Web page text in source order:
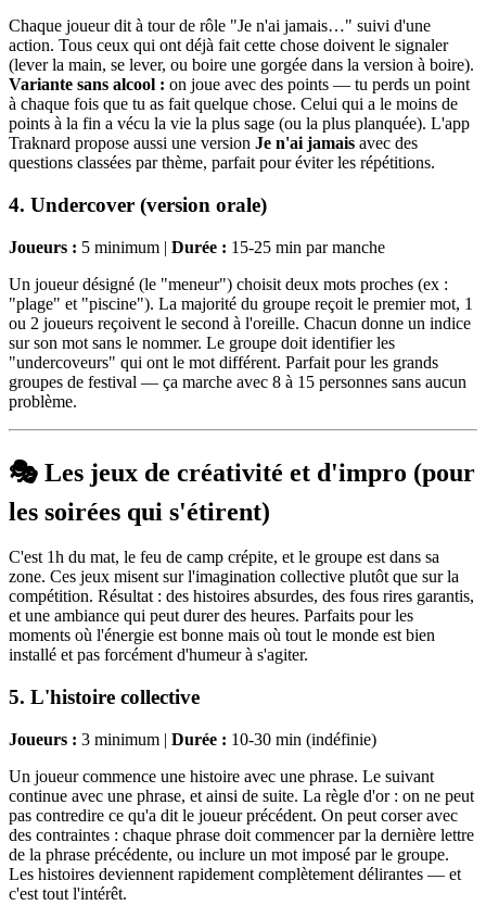
Chaque joueur dit à tour de rôle "Je n'ai jamais…" suivi d'une
action. Tous ceux qui ont déjà fait cette chose doivent le signaler
(lever la main, se lever, ou boire une gorgée dans la version à boire).
Variante sans alcool : on joue avec des points — tu perds un point
à chaque fois que tu as fait quelque chose. Celui qui a le moins de
points à la fin a vécu la vie la plus sage (ou la plus planquée). L'app
Traknard propose aussi une version Je n'ai jamais avec des
questions classées par thème, parfait pour éviter les répétitions.
4. Undercover (version orale)
Joueurs : 5 minimum | Durée : 15-25 min par manche
Un joueur désigné (le "meneur") choisit deux mots proches (ex :
"plage" et "piscine"). La majorité du groupe reçoit le premier mot, 1
ou 2 joueurs reçoivent le second à l'oreille. Chacun donne un indice
sur son mot sans le nommer. Le groupe doit identifier les
"undercoveurs" qui ont le mot différent. Parfait pour les grands
groupes de festival — ça marche avec 8 à 15 personnes sans aucun
problème.
🎭 Les jeux de créativité et d'impro (pour
les soirées qui s'étirent)
C'est 1h du mat, le feu de camp crépite, et le groupe est dans sa
zone. Ces jeux misent sur l'imagination collective plutôt que sur la
compétition. Résultat : des histoires absurdes, des fous rires garantis,
et une ambiance qui peut durer des heures. Parfaits pour les
moments où l'énergie est bonne mais où tout le monde est bien
installé et pas forcément d'humeur à s'agiter.
5. L'histoire collective
Joueurs : 3 minimum | Durée : 10-30 min (indéfinie)
Un joueur commence une histoire avec une phrase. Le suivant
continue avec une phrase, et ainsi de suite. La règle d'or : on ne peut
pas contredire ce qu'a dit le joueur précédent. On peut corser avec
des contraintes : chaque phrase doit commencer par la dernière lettre
de la phrase précédente, ou inclure un mot imposé par le groupe.
Les histoires deviennent rapidement complètement délirantes — et
c'est tout l'intérêt.